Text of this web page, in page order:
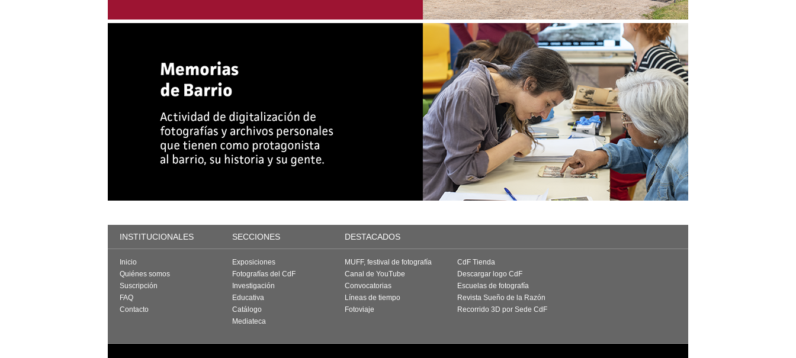
INSTITUCIONALES SECCIONES DESTACADOS
Inicio
Quiénes somos
Suscripción
FAQ
Contacto
Exposiciones
Fotografías del CdF
Investigación
Educativa
Catálogo
Mediateca
MUFF, festival de fotografía
Canal de YouTube
Convocatorias
Líneas de tiempo
Fotoviaje
CdF Tienda
Descargar logo CdF
Escuelas de fotografía
Revista Sueño de la Razón
Recorrido 3D por Sede CdF